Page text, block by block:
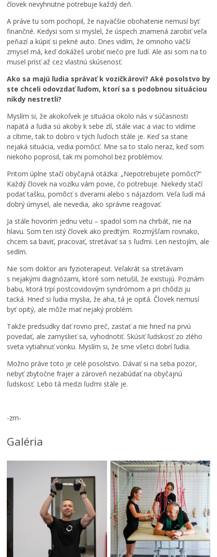
človek nevyhnutne potrebuje každý deň.
A práve tu som pochopil, že najväčšie obohatenie nemusí byť
finančné. Kedysi som si myslel, že úspech znamená zarobiť veľa
peňazí a kúpiť si pekné auto. Dnes vidím, že omnoho väčší
zmysel má, keď dokážeš urobiť niečo pre ľudí. Ale asi som na to
musel prísť až cez vlastnú skúsenosť.
Ako sa majú ľudia správať k vozičkárovi? Aké posolstvo by
ste chceli odovzdať ľuďom, ktorí sa s podobnou situáciou
nikdy nestretli?
Myslím si, že akokoľvek je situácia okolo nás v súčasnosti
napätá a ľudia sú akoby k sebe zlí, stále viac a viac to vidíme
a cítime, tak to dobro v tých ľuďoch stále je. Keď sa stane
nejaká situácia, vedia pomôcť. Mne sa to stalo neraz, keď som
niekoho poprosil, tak mi pomohol bez problémov.
Pritom úplne stačí obyčajná otázka: „Nepotrebujete pomôcť?“
Každý človek na vozíku vám povie, čo potrebuje. Niekedy stačí
podať tašku, pomôcť s dverami alebo s nájazdom. Veľa ľudí má
dobrý úmysel, ale nevedia, ako správne reagovať.
Ja stále hovorím jednu vetu – spadol som na chrbát, nie na
hlavu. Som ten istý človek ako predtým. Rozmýšľam rovnako,
chcem sa baviť, pracovať, stretávať sa s ľuďmi. Len nestojím, ale
sedím.
Nie som doktor ani fyzioterapeut. Veľakrát sa stretávam
s nejakými diagnózami, ktoré som netušil, že existujú. Poznám
babu, ktorá trpí postcovidovým syndrómom a pri chôdzi ju
tacká. Hneď si ľudia myslia, že aha, tá je opitá. Človek nemusí
byť opitý, ale môže mať nejaký problém.
Takže predsudky dať rovno preč, zastať a nie hneď na prvú
povedať, ale zamyslieť sa, vyhodnotiť. Skúsiť ľudskosť zo zlého
sveta vytiahnuť vonku. Myslím si, že sme všetci dobrí ľudia.
Možno práve toto je celé posolstvo. Dávať si na seba pozor,
nebyť zbytočne frajer a zároveň nezabúdať na obyčajnú
ľudskosť. Lebo tá medzi ľuďmi stále je.
-zm-
Galéria
N
S
P
o
z
v
á
n
k
a
n
a
m
i
m
o
r
i
a
d
n
e
z
s
a
d
i
M
s
M
e
s
t
o
B
a
n
s
k
á
B
y
s
r
i
c
d
p
r